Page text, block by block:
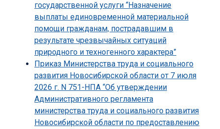
государственной услуги “Назначение
выплаты единовременной материальной
помощи гражданам, пострадавшим в
результате чрезвычайных ситуаций
природного и техногенного характера”
Приказ Министерства труда и социального
развития Новосибирской области от 7 июля
2026 г. N 751-НПА “Об утверждении
Административного регламента
министерства труда и социального развития
Новосибирской области по предоставлению